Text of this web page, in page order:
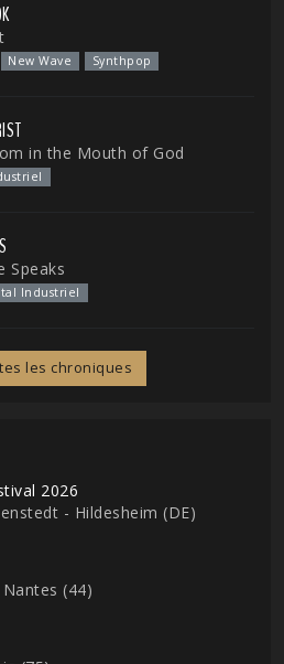
New Wave Synthpop
in the Mouth of God
Speaks
Industriel
les chroniques
2026
- Hildesheim (DE)
(44)